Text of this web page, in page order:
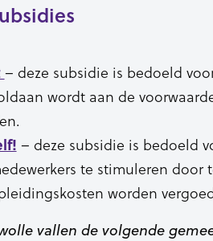
– deze subsidie is bedoeld
wordt aan de
– deze subsidie is bedoeld
te stimuleren door
worden
vallen de volgende